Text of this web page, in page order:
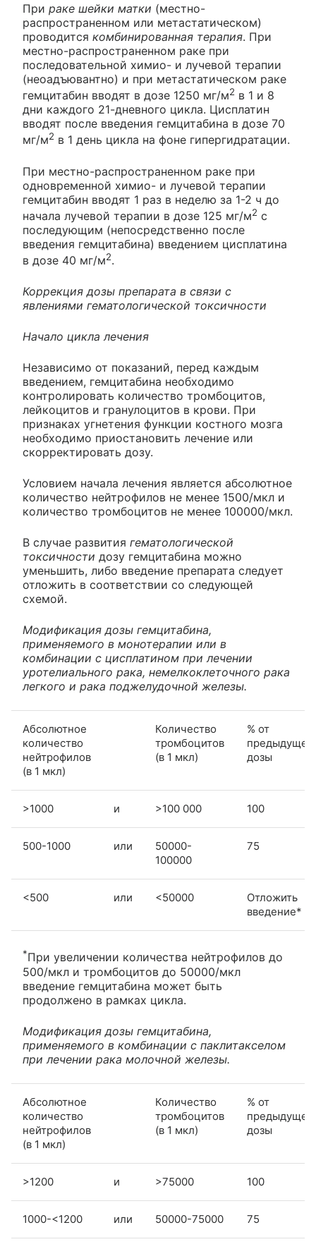
При раке шейки матки (местно-
распространенном или метастатическом)
проводится комбинированная терапия. При
местно-распространенном раке при
последовательной химио- и лучевой терапии
(неоадъювантно) и при метастатическом раке
гемцитабин вводят в дозе 1250 мг/м2 в 1 и 8
дни каждого 21-дневного цикла. Цисплатин
вводят после введения гемцитабина в дозе 70
мг/м2 в 1 день цикла на фоне гипергидратации.
При местно-распространенном раке при
одновременной химио- и лучевой терапии
гемцитабин вводят 1 раз в неделю за 1-2 ч до
начала лучевой терапии в дозе 125 мг/м2 с
последующим (непосредственно после
введения гемцитабина) введением цисплатина
в дозе 40 мг/м2.
Коррекция дозы препарата в связи с
явлениями гематологической токсичности
Начало цикла лечения
Независимо от показаний, перед каждым
введением, гемцитабина необходимо
контролировать количество тромбоцитов,
лейкоцитов и гранулоцитов в крови. При
признаках угнетения функции костного мозга
необходимо приостановить лечение или
скорректировать дозу.
Условием начала лечения является абсолютное
количество нейтрофилов не менее 1500/мкл и
количество тромбоцитов не менее 100000/мкл.
В случае развития гематологической
токсичности дозу гемцитабина можно
уменьшить, либо введение препарата следует
отложить в соответствии со следующей
схемой.
Модификация дозы гемцитабина,
применяемого в монотерапии или в
комбинации с цисплатином при лечении
уротелиального рака, немелкоклеточного рака
легкого и рака поджелудочной железы.
Абсолютное
количество
нейтрофилов
(в 1 мкл)
Количество
тромбоцитов
(в 1 мкл)
% от
предыдущей
дозы
>1000 и >100 000 100
500-1000 или
50000-
100000
75
<500 или <50000
Отложить
введение*
*При увеличении количества нейтрофилов до
500/мкл и тромбоцитов до 50000/мкл
введение гемцитабина может быть
продолжено в рамках цикла.
Модификация дозы гемцитабина,
применяемого в комбинации с паклитакселом
при лечении рака молочной железы.
Абсолютное
количество
нейтрофилов
(в 1 мкл)
Количество
тромбоцитов
(в 1 мкл)
% от
предыдущей
дозы
>1200 и >75000 100
1000-<1200 или 50000-75000 75